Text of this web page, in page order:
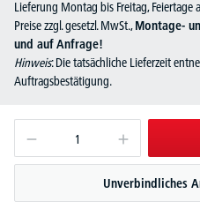
Lieferung Montag bis Freitag, Feiertage
Preise zzgl. gesetzl. MwSt.,Montage-
und auf Anfrage!
Hinweis: Die tatsächliche Lieferzeit
Auftragsbestätigung.
Unverbindliches